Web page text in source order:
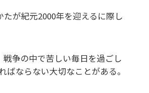
が紀元2000年を迎えるに際し
争の中で苦しい毎日を過ごし
ならない大切なことがある。